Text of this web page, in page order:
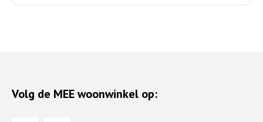
Volg de MEE woonwinkel op: